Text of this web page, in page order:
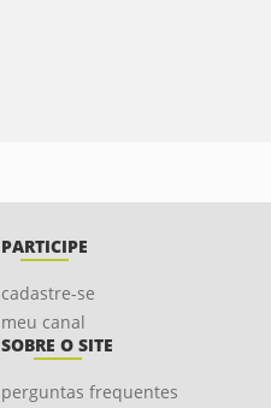
PARTICIPE
cadastre-se
meu canal
SOBRE O SITE
perguntas frequentes